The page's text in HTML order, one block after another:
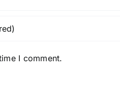
I comment.